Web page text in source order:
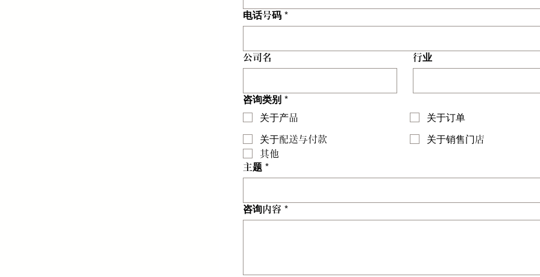
电话号码 *
公司名 行业
咨询类别 *
关于产品
关于订单
关于配送与付款
关于销售门店
其他
主题 *
咨询内容 *